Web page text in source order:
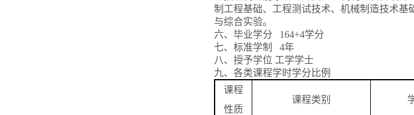
制工程基础、工程测试技术、机械制造技术
与综合实验。
六、毕业学分 164+4学分
七、标准学制 4年
八、授予学位 工学学士
九、各类课程学时学分比例
课程
性质
课程类别